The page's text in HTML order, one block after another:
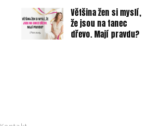
Většina žen si myslí,
že jsou na tanec
dřevo. Mají pravdu?